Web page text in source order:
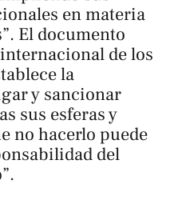
en materia
El documento
de los
la
y sancionar
sus esferas y
no hacerlo puede
del